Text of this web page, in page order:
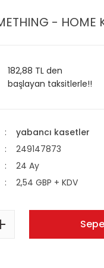
- HOME
182,88 TL den
başlayan taksitlerle!!
yabancı kasetler
249147873
24 Ay
2,54 GBP + KDV